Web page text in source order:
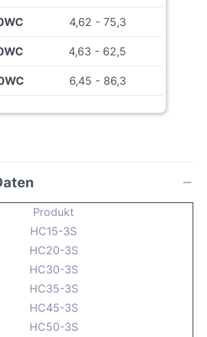
4,62 - 75,3
4,63 - 62,5
6,45 - 86,3
Produkt
HC15-3S
HC20-3S
HC30-3S
HC35-3S
HC45-3S
HC50-3S